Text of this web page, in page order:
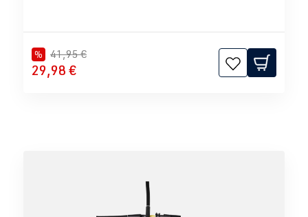
% 41,95 €
29,98 €